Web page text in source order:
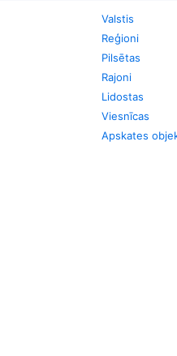
Valstis
Reģioni
Pilsētas
Rajoni
Lidostas
Viesnīcas
Apskates